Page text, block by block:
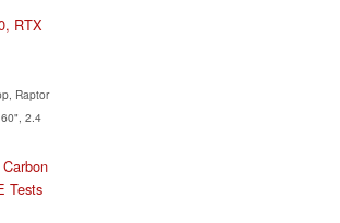
RTX
Raptor
2.4
Tests